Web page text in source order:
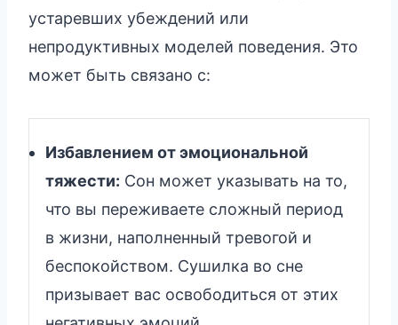
устаревших убеждений или
непродуктивных моделей поведения. Это
может быть связано с:
Избавлением от эмоциональной
тяжести: Сон может указывать на то,
что вы переживаете сложный период
в жизни, наполненный тревогой и
беспокойством. Сушилка во сне
призывает вас освободиться от этих